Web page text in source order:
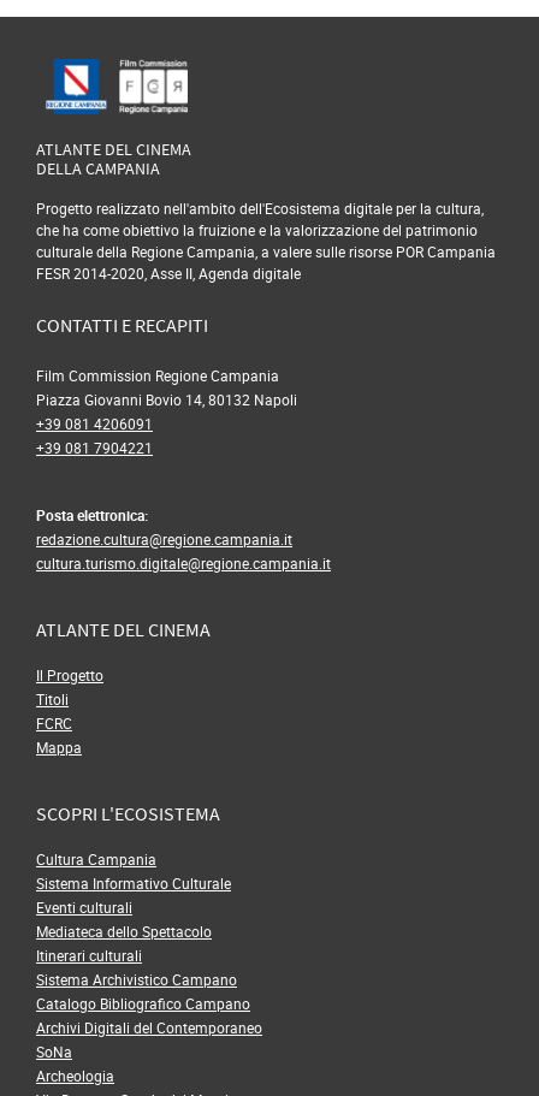
ATLANTE DEL CINEMA
DELLA CAMPANIA
Progetto realizzato nell'ambito dell'Ecosistema digitale per la cultura,
che ha come obiettivo la fruizione e la valorizzazione del patrimonio
culturale della Regione Campania, a valere sulle risorse POR Campania
FESR 2014-2020, Asse II, Agenda digitale
CONTATTI E RECAPITI
Film Commission Regione Campania
Piazza Giovanni Bovio 14, 80132 Napoli
+39 081 4206091
+39 081 7904221
Posta elettronica:
redazione.cultura@regione.campania.it
cultura.turismo.digitale@regione.campania.it
ATLANTE DEL CINEMA
Il Progetto
Titoli
FCRC
Mappa
SCOPRI L'ECOSISTEMA
Cultura Campania
Sistema Informativo Culturale
Eventi culturali
Mediateca dello Spettacolo
Itinerari culturali
Sistema Archivistico Campano
Catalogo Bibliografico Campano
Archivi Digitali del Contemporaneo
SoNa
Archeologia